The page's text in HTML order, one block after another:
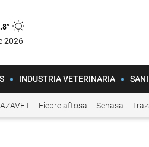
8°
2026
INDUSTRIA VETERINARIA
Fiebre aftosa Senasa